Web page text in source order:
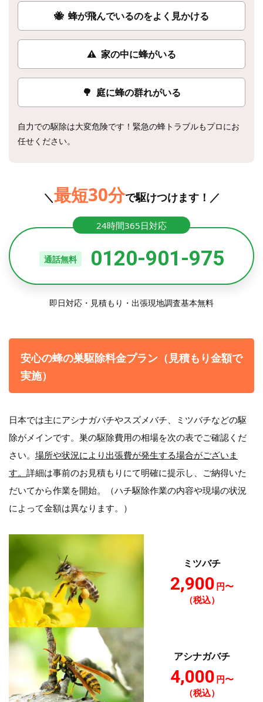
🐝 蜂が飛んでいるのをよく見かける
⚠ 家の中に蜂がいる
🌳 庭に蜂の群れがいる
自力での駆除は大変危険です！緊急の蜂トラブルもプロにお
任せください。
＼最短30分で駆けつけます！／
24時間365日対応
通話無料 0120-901-975
即日対応・見積もり・出張現地調査基本無料
安心の蜂の巣駆除料金プラン（見積もり金額で
実施）
日本では主にアシナガバチやスズメバチ、ミツバチなどの駆
除がメインです。巣の駆除費用の相場を次の表でご確認くだ
さい。 場所や状況により出張費が発生する場合がございま
す。 詳細は事前のお見積もりにて明確に提示し、ご納得いた
だいてから作業を開始。（ハチ駆除作業の内容や現場の状況
によって金額は異なります。）
ミツバチ
2,900 円〜
（税込）
アシナガバチ
4,000 円〜
（税込）